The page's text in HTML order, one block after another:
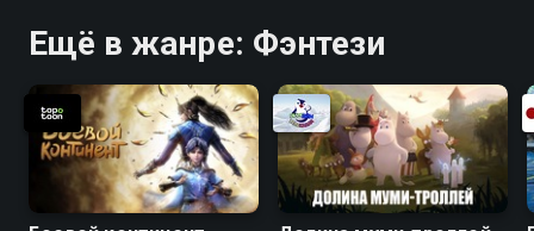
Ещё в жанре: Фэнтези